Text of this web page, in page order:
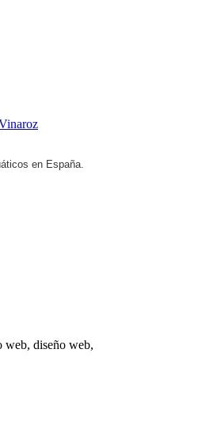
en España.
web, diseño web,